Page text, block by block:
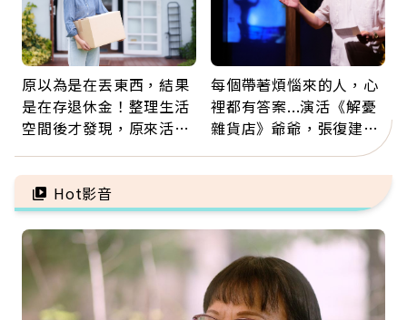
原以為是在丟東西，結果
是在存退休金！整理生活
空間後才發現，原來活得
每個帶著煩惱來的人，心
裡都有答案...演活《解憂
雜貨店》爺爺，張復建：
放下執著不是認輸，而是
善待自己
Hot影音